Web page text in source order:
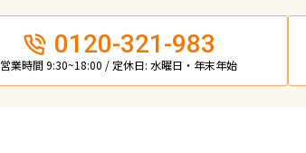
0120-321-983
営業時間 9:30~18:00 / 定休日: 水曜日・年末年始